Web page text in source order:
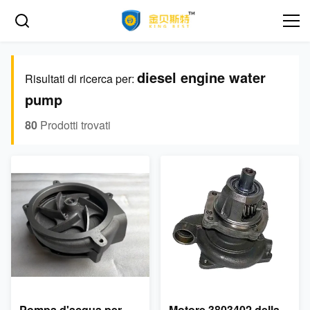
Risultati di ricerca per: diesel engine water
pump
80 Prodotti trovati